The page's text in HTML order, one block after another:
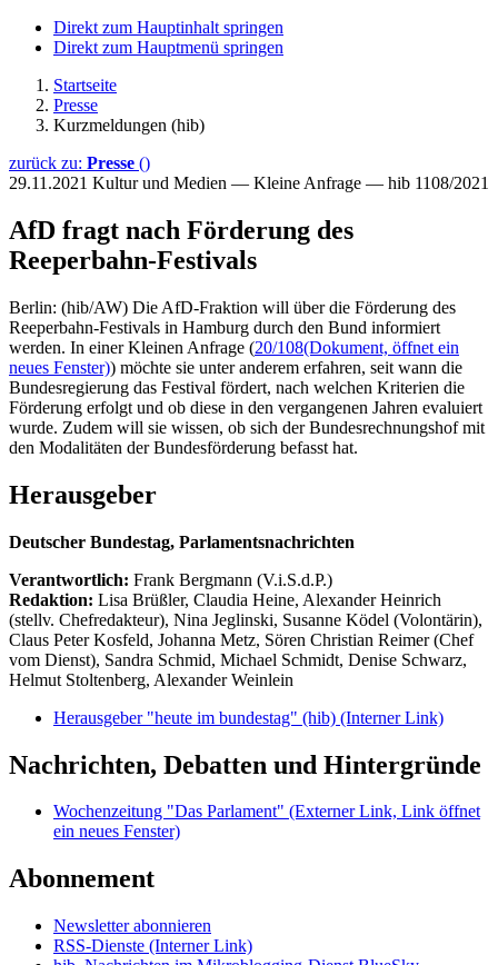
Direkt zum Hauptinhalt springen
Direkt zum Hauptmenü springen
Startseite
Presse
Kurzmeldungen (hib)
zurück zu: Presse ()
29.11.2021 Kultur und Medien — Kleine Anfrage — hib 1108/2021
AfD fragt nach Förderung des
Reeperbahn-Festivals
Berlin: (hib/AW) Die AfD-Fraktion will über die Förderung des
Reeperbahn-Festivals in Hamburg durch den Bund informiert
werden. In einer Kleinen Anfrage (20/108(Dokument, öffnet ein
neues Fenster)) möchte sie unter anderem erfahren, seit wann die
Bundesregierung das Festival fördert, nach welchen Kriterien die
Förderung erfolgt und ob diese in den vergangenen Jahren evaluiert
wurde. Zudem will sie wissen, ob sich der Bundesrechnungshof mit
den Modalitäten der Bundesförderung befasst hat.
Herausgeber
Deutscher Bundestag, Parlamentsnachrichten
Verantwortlich: Frank Bergmann (V.i.S.d.P.)
Redaktion: Lisa Brüßler, Claudia Heine, Alexander Heinrich
(stellv. Chefredakteur), Nina Jeglinski, Susanne Ködel (Volontärin),
Claus Peter Kosfeld, Johanna Metz, Sören Christian Reimer (Chef
vom Dienst), Sandra Schmid, Michael Schmidt, Denise Schwarz,
Helmut Stoltenberg, Alexander Weinlein
Herausgeber "heute im bundestag" (hib) (Interner Link)
Nachrichten, Debatten und Hintergründe
Wochenzeitung "Das Parlament" (Externer Link, Link öffnet
ein neues Fenster)
Abonnement
Newsletter abonnieren
RSS-Dienste (Interner Link)